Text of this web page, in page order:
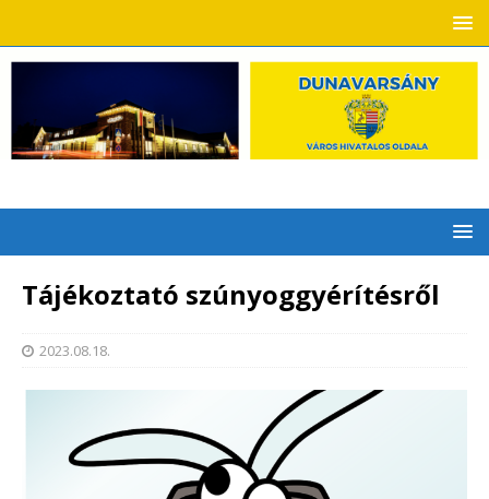
Tájékoztató szúnyoggyérítésről
2023.08.18.